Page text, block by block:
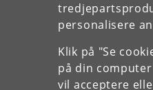
personalisere
Klik på "Se
på din
vil acceptere